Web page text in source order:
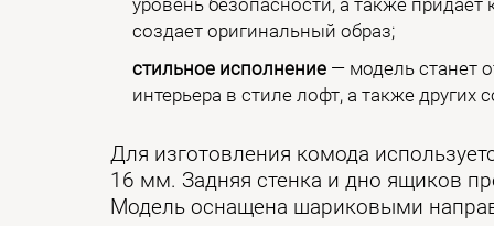
уровень безопасности, а также придает
создает оригинальный образ;
стильное исполнение — модель станет
интерьера в стиле лофт, а также
Для изготовления комода
16 мм. Задняя стенка и дно ящиков
Модель оснащена шариковыми